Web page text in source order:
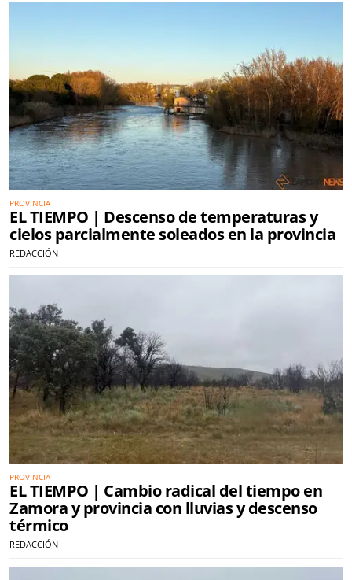
PROVINCIA
EL TIEMPO | Descenso de temperaturas y
cielos parcialmente soleados en la provincia
REDACCIÓN
PROVINCIA
EL TIEMPO | Cambio radical del tiempo en
Zamora y provincia con lluvias y descenso
térmico
REDACCIÓN